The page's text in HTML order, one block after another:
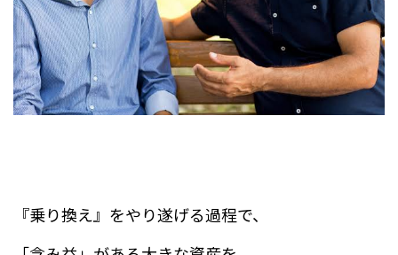
『乗り換え』をやり遂げる過程で、